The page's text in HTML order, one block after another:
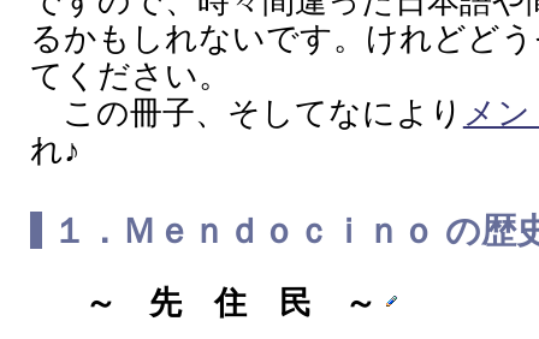
るかもしれないです。けれどど
てください。
この冊子、そしてなにより メ
れ♪
１．Ｍｅｎｄｏｃｉｎｏ の歴
～ 先 住 民 ～